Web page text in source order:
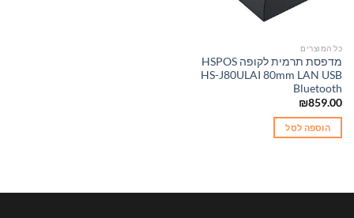
כל המוצרים
מדפסת תרמית לקופה HSPOS
HS-J80ULAI 80mm LAN USB
Bluetooth
₪859.00
הוספה לסל